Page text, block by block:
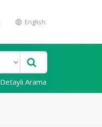
English
Detaylı Arama